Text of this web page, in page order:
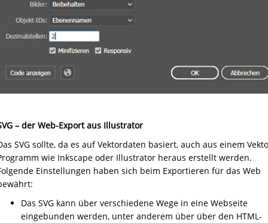
– der Web-Export aus Illustrator
SVG sollte, da es auf Vektordaten basiert, auch aus einem
wie Inkscape oder Illustrator heraus erstellt werden.
Einstellungen haben sich beim Exportieren für das Web
Das SVG kann über verschiedene Wege in eine Webseite
eingebunden werden, unter anderem über über den HTML-